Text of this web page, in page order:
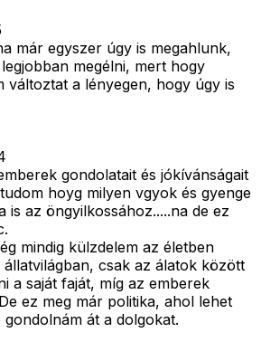
már egyszer úgy is megahlunk,
megélni, mert hogy
változtat a lényegen, hogy úgy is
gondolatait és jókívánságait
hoyg milyen vgyok és gyenge
is az öngyilkossához.....na de ez
mindig külzdelem az életben
csak az álatok között
a saját faját, míg az emberek
ez meg már politika, ahol lehet
át a dolgokat.